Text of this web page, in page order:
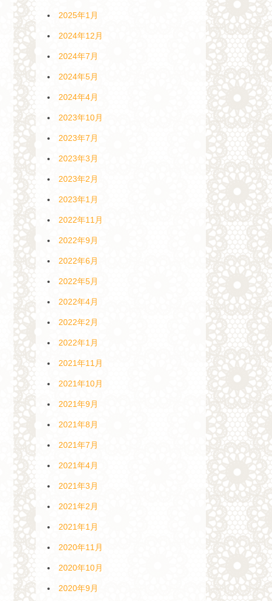
2025年1月
2024年12月
2024年7月
2024年5月
2024年4月
2023年10月
2023年7月
2023年3月
2023年2月
2023年1月
2022年11月
2022年9月
2022年6月
2022年5月
2022年4月
2022年2月
2022年1月
2021年11月
2021年10月
2021年9月
2021年8月
2021年7月
2021年4月
2021年3月
2021年2月
2021年1月
2020年11月
2020年10月
2020年9月